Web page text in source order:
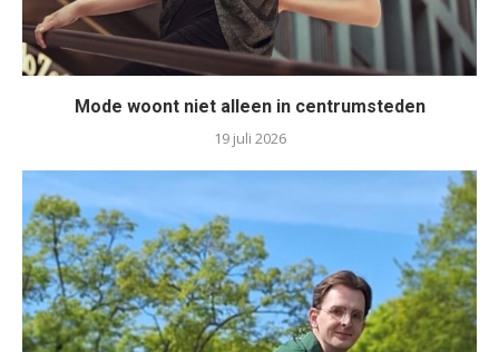
Mode woont niet alleen in centrumsteden
19 juli 2026